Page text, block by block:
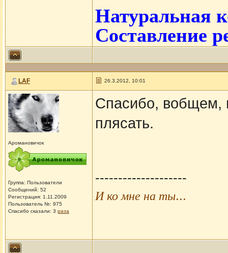
Натуральная
Составление
LAF 26.3.2012, 10:01
Аромановичок
Группа: Пользователи
Сообщений: 52
Регистрация: 1.11.2009
Пользователь №: 975
Спасибо сказали: 3 раза
Спасибо, вобщем,
плясать.
--------------------
И ко мне на ты...